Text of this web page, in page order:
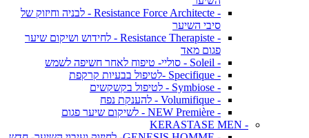
- Resistance Force Architecte - לבניה וחיזוק של
סיבי השיער
- Resistance Therapiste - לחידוש ושיקום שיער
פגום מאד
- Soleil - סוליי- טיפוח לאחר חשיפה לשמש
- Specifique -לטיפול בבעיות קרקפת
- Symbiose - לטיפול בקשקשים
- Volumifique - להענקת נפח
- NEW Première - לשיקום שיער פגום
- KERASTASE MEN